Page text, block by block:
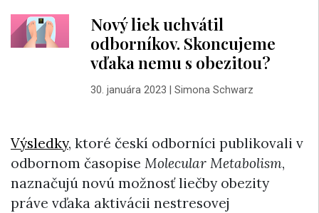
Nový liek uchvátil
odborníkov. Skoncujeme
vďaka nemu s obezitou?
30. januára 2023 Simona Schwarz
Výsledky, ktoré českí odborníci publikovali v
odbornom časopise Molecular Metabolism,
naznačujú novú možnosť liečby obezity
práve vďaka aktivácii nestresovej